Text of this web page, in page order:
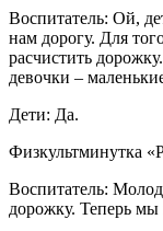
Воспитатель: Ой,
нам дорогу. Для
расчистить
девочки –
Дети: Да.
Физкультминутка
Воспитатель:
дорожку. Теперь